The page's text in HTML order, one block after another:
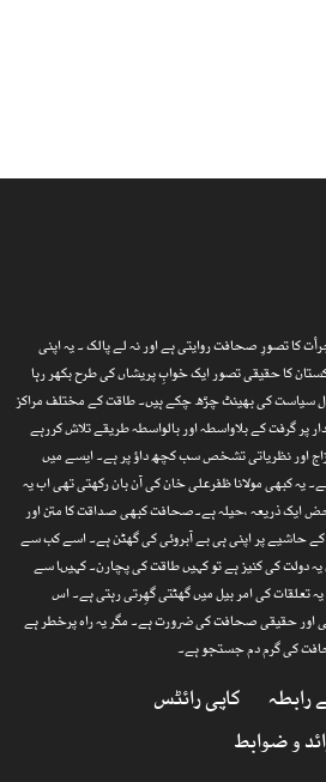
کا تصورِ صحافت روایتی ہے اور نہ لے پالک ۔ یہ اپنی
کا حقیقی تصور ایک خوابِ پریشاں کی طرح بکھر رہا
سیاست کی بھینٹ چڑھ چکے ہیں۔ طاقت کے مختلف مراکز
پر گرفت کے بلاواسطہ اور بالواسطہ طریقے تلاش کررہے
اور نظریاتی تشخص سب کچھ داؤ پر ہے۔ ایسے میں
کبھی مولانا ظفرعلی خان کی آن بان رکھتی تھی اب یہ
ایک ذریعہ ،حیلہ ہے۔صحافت کبھی صداقت کا متن اور
حاشیے پر اپنی ہی بے آبروئی کی گھٹن ہے۔ اسے کب سے
یہ دولت کی کنیز ہے تو کہیں طاقت کی پچارن۔ کہیںا سے
تعلقات کی امر بیل میں گھٹتی گھِرتی رہتی ہے۔ اس
حقیقی صحافت کی ضرورت ہے۔ مگر یہ راہ پرخطر ہے
کی گرم دم جستجو ہے۔
کاپی رائٹس
و ضوابط